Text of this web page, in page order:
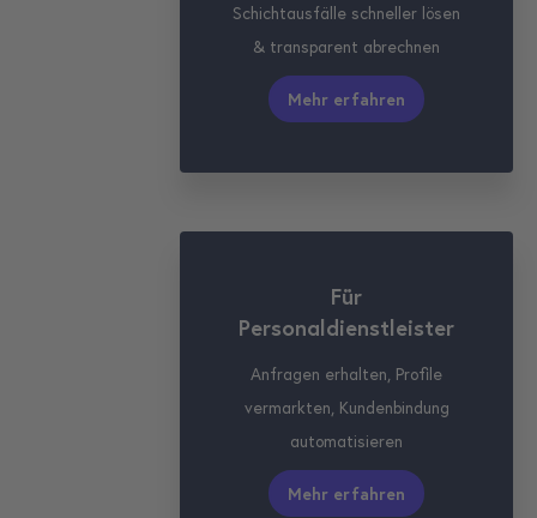
Schichtausfälle schneller lösen
& transparent abrechnen
Mehr erfahren
Für
Personaldienstleister
Anfragen erhalten, Profile
vermarkten, Kundenbindung
automatisieren
Mehr erfahren